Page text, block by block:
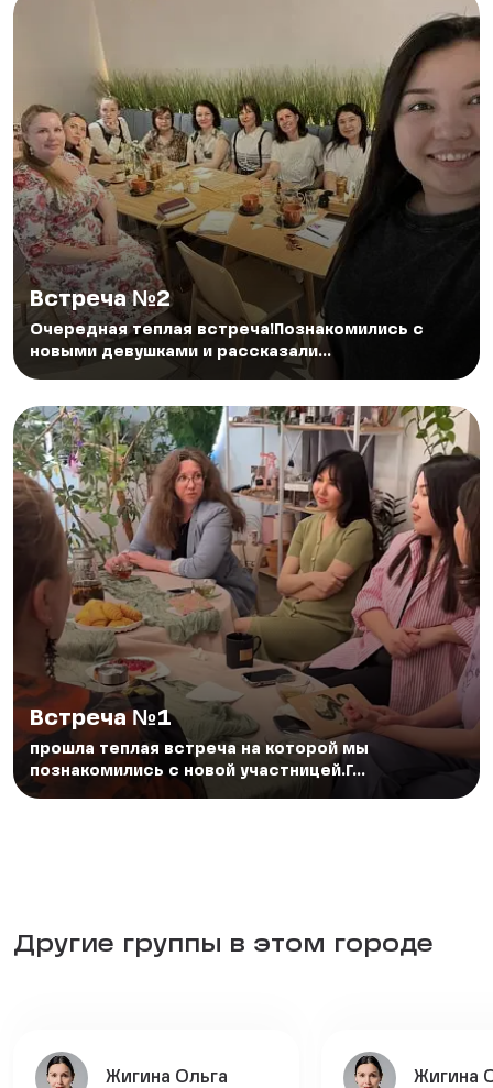
Встреча №2
Очередная теплая встреча!Познакомились с
новыми девушками и рассказали...
Встреча №1
прошла теплая встреча на которой мы
познакомились с новой участницей.Г...
Другие группы в этом городе
Жигина Ольга Жигина